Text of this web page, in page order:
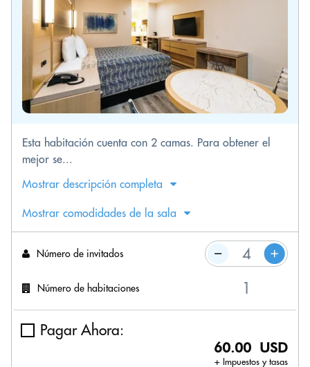
Esta habitación cuenta con 2 camas. Para obtener el
mejor se...
Mostrar descripción completa
Mostrar comodidades de la sala
Número de invitados
Número de habitaciones
Pagar Ahora:
60.00 USD
+ Impuestos y tasas